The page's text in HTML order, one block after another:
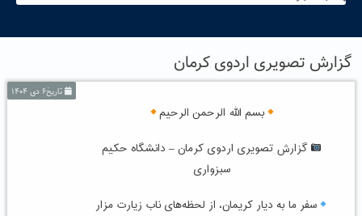
گزارش تصویری اردوی کرمان
تاریخ۶ دی ۱۴۰۴
بسم الله‌ الرحمن الرحیم
گزارش تصویری اردوی کرمان – دانشگاه حکیم
سبزواری
سفر ما به دیار کریمان، از لحظه‌های ناب زیارت مزار